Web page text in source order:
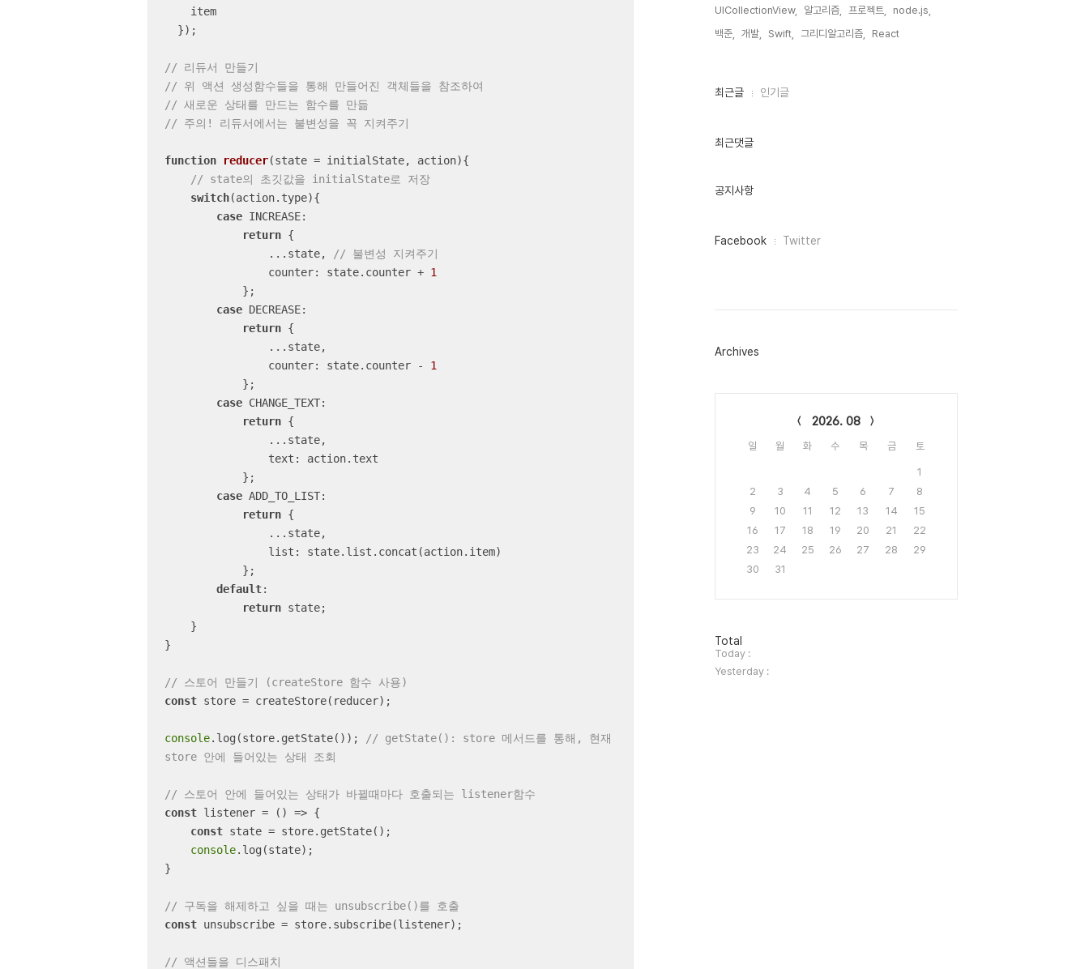
// 리듀서 만들기
// 위 액션 생성함수들을 통해 만들어진 객체들을 참조하여
// 새로운 상태를 만드는 함수를 만듦
// 주의! 리듀서에서는 불변성을 꼭 지켜주기
function reducer(state = initialState, action){
// state의 초깃값을 initialState로 저장
switch(action.type){
case INCREASE:
return {
                ...state,
// 불변성 지켜주기
counter: state.counter + 1
case DECREASE:
return {
counter: state.counter - 1
case CHANGE_TEXT:
return {
text : action.text
case ADD_TO_LIST:
return {
list : state.list.concat(action.item)
default:
return state;
}
// 스토어 만들기 (createStore 함수 사용)
const store = createStore(reducer);
console.log(store.getState());
// getState(): store 메서드를 통해, 현재
store 안에 들어있는 상태 조회
// 스토어 안에 들어있는 상태가 바뀔때마다 호출되는 listener함수
const listener = () => {
const state = store.getState();
console.log(state);
}
// 구독을 해제하고 싶을 때는 unsubscribe()를 호출
const unsubscribe = store.subscribe(listener);
// 액션들을 디스패치
UICollectionView,
알고리즘, 프로젝트,
node.js,
백준,
개발, Swift, 그리디알고리즘, React,
최
인
최근글 인기글
최근댓글
공지사항
페
그
Facebook Twitter
Archives
2026. 08
일 월 화 수 목 금 토
1
2
3 4 5 6 7
8
9
10 11 12 13 14
15
16
17 18 19 20 21
22
23
24 25 26 27 28
29
30
31
방
문
자
수
Total
Today :
Yesterday :